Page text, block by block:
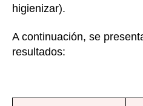
higienizar).
A continuación, se
resultados: